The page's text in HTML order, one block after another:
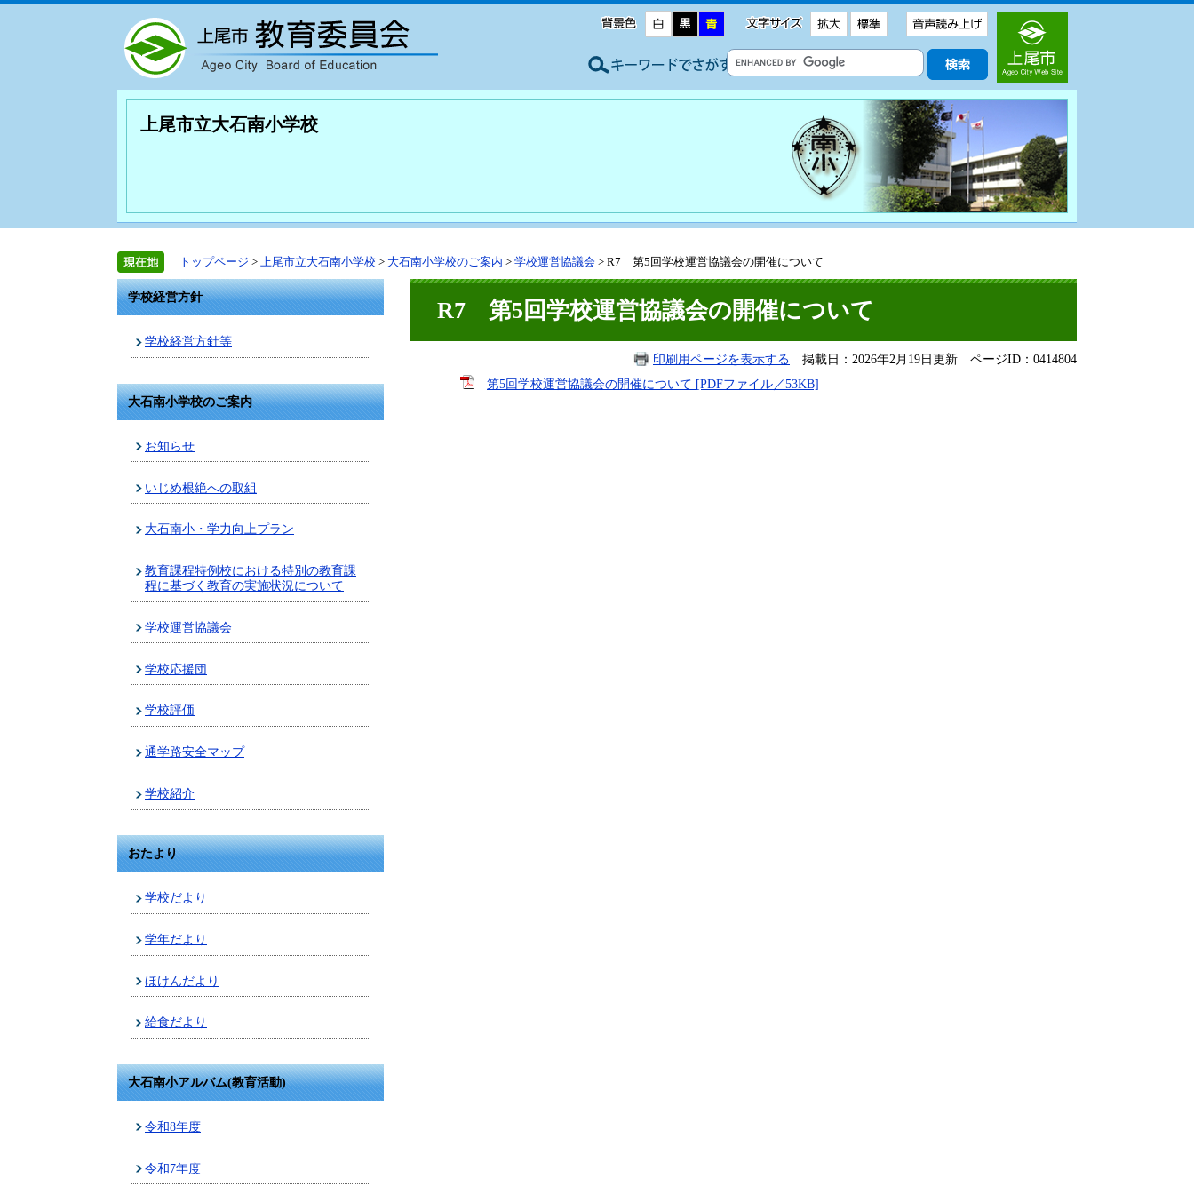
上尾市立大石南小学校
トップページ > 上尾市立大石南小学校 > 大石南小学校のご案内 > 学校運営協議会 > R7 第5回学校運営協議会の開催について
学校経営方針
学校経営方針等
大石南小学校のご案内
お知らせ
いじめ根絶への取組
大石南小・学力向上プラン
教育課程特例校における特別の教育課
程に基づく教育の実施状況について
学校運営協議会
学校応援団
学校評価
通学路安全マップ
学校紹介
おたより
学校だより
学年だより
ほけんだより
給食だより
大石南小アルバム(教育活動)
令和8年度
令和7年度
R7 第5回学校運営協議会の開催について
印刷用ページを表示する 掲載日：2026年2月19日更新 ページID：0414804
第5回学校運営協議会の開催について [PDFファイル／53KB]